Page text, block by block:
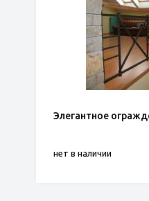
Элегантное
нет в наличии